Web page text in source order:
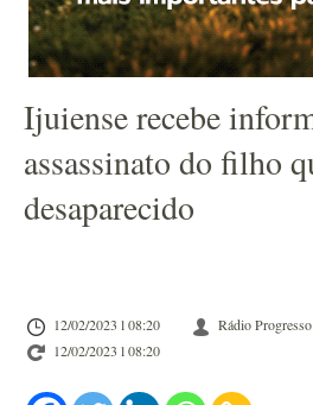
Ijuiense recebe
assassinato do filho
desaparecido
12/02/2023 l 08:20
Rádio
12/02/2023 l 08:20